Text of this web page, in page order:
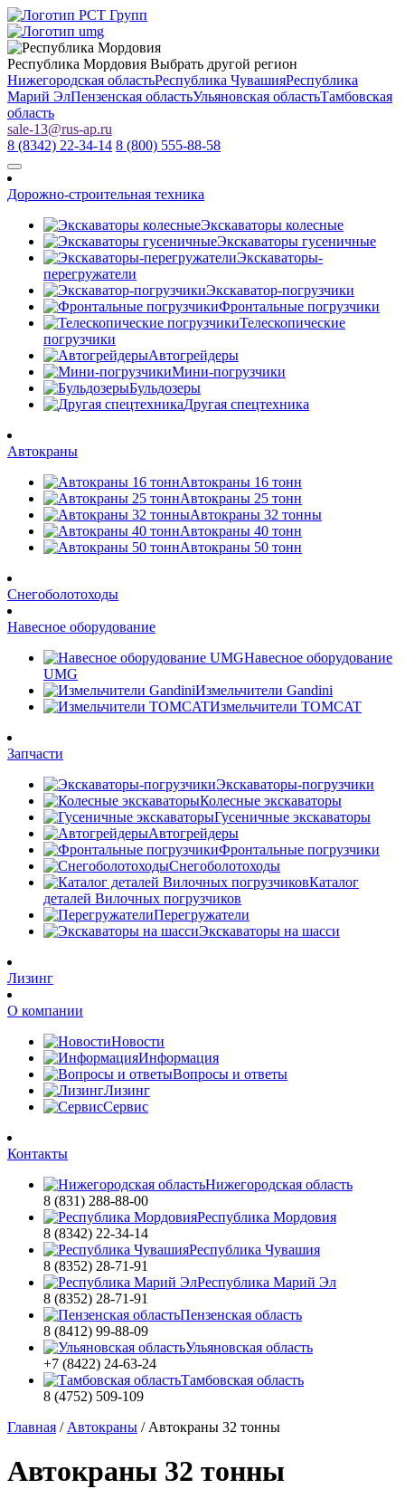
Республика Мордовия Выбрать другой регион
Нижегородская областьРеспублика ЧувашияРеспублика
Марий ЭлПензенская областьУльяновская областьТамбовская
область
sale-13@rus-ap.ru
8 (8342) 22-34-14 8 (800) 555-88-58
Дорожно-строительная техника
Экскаваторы колесные
Экскаваторы гусеничные
Экскаваторы-
перегружатели
Экскаватор-погрузчики
Фронтальные погрузчики
Телескопические
погрузчики
Автогрейдеры
Мини-погрузчики
Бульдозеры
Другая спецтехника
Автокраны
Автокраны 16 тонн
Автокраны 25 тонн
Автокраны 32 тонны
Автокраны 40 тонн
Автокраны 50 тонн
Снегоболотоходы
Навесное оборудование
Навесное оборудование
UMG
Измельчители Gandini
Измельчители TOMCAT
Запчасти
Экскаваторы-погрузчики
Колесные экскаваторы
Гусеничные экскаваторы
Автогрейдеры
Фронтальные погрузчики
Снегоболотоходы
Каталог
деталей Вилочных погрузчиков
Перегружатели
Экскаваторы на шасси
Лизинг
О компании
Новости
Информация
Вопросы и ответы
Лизинг
Сервис
Контакты
Нижегородская область
8 (831) 288-88-00
Республика Мордовия
8 (8342) 22-34-14
Республика Чувашия
8 (8352) 28-71-91
Республика Марий Эл
8 (8352) 28-71-91
Пензенская область
8 (8412) 99-88-09
Ульяновская область
+7 (8422) 24-63-24
Тамбовская область
8 (4752) 509-109
Главная / Автокраны / Автокраны 32 тонны
Автокраны 32 тонны